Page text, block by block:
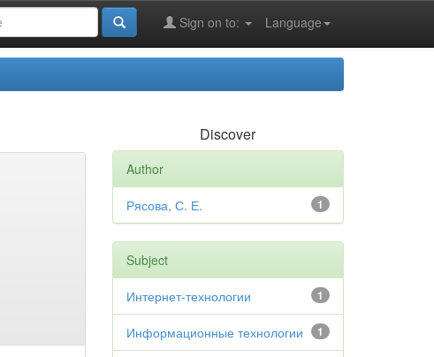
Language
Sign on to:
Discover
Author
1
Рясова, С. Е.
Subject
1
Интернет-технологии
1
Информационные технологии